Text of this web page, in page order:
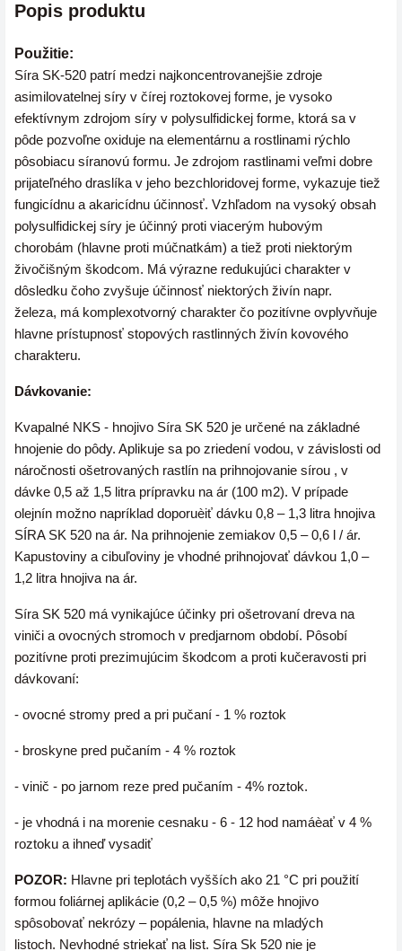
Popis produktu
Použitie:
Síra SK-520 patrí medzi najkoncentrovanejšie zdroje
asimilovatelnej síry v čírej roztokovej forme, je vysoko
efektívnym zdrojom síry v polysulfidickej forme, ktorá sa v
pôde pozvoľne oxiduje na elementárnu a rostlinami rýchlo
pôsobiacu síranovú formu. Je zdrojom rastlinami veľmi dobre
prijateľného draslíka v jeho bezchloridovej forme, vykazuje tiež
fungicídnu a akaricídnu účinnosť. Vzhľadom na vysoký obsah
polysulfidickej síry je účinný proti viacerým hubovým
chorobám (hlavne proti múčnatkám) a tiež proti niektorým
živočišným škodcom. Má výrazne redukujúci charakter v
dôsledku čoho zvyšuje účinnosť niektorých živín napr.
železa, má komplexotvorný charakter čo pozitívne ovplyvňuje
hlavne prístupnosť stopových rastlinných živín kovového
charakteru.
Dávkovanie:
Kvapalné NKS - hnojivo Síra SK 520 je určené na základné
hnojenie do pôdy. Aplikuje sa po zriedení vodou, v závislosti od
náročnosti ošetrovaných rastlín na prihnojovanie sírou , v
dávke 0,5 až 1,5 litra prípravku na ár (100 m2). V prípade
olejnín možno napríklad doporuèiť dávku 0,8 – 1,3 litra hnojiva
SÍRA SK 520 na ár. Na prihnojenie zemiakov 0,5 – 0,6 l / ár.
Kapustoviny a cibuľoviny je vhodné prihnojovať dávkou 1,0 –
1,2 litra hnojiva na ár.
Síra SK 520 má vynikajúce účinky pri ošetrovaní dreva na
viniči a ovocných stromoch v predjarnom období. Pôsobí
pozitívne proti prezimujúcim škodcom a proti kučeravosti pri
dávkovaní:
- ovocné stromy pred a pri pučaní - 1 % roztok
- broskyne pred pučaním - 4 % roztok
- vinič - po jarnom reze pred pučaním - 4% roztok.
- je vhodná i na morenie cesnaku - 6 - 12 hod namáèať v 4 %
roztoku a ihneď vysadiť
POZOR: Hlavne pri teplotách vyšších ako 21 °C pri použití
formou foliárnej aplikácie (0,2 – 0,5 %) môže hnojivo
spôsobovať nekrózy – popálenia, hlavne na mladých
listoch. Nevhodné striekať na list. Síra Sk 520 nie je